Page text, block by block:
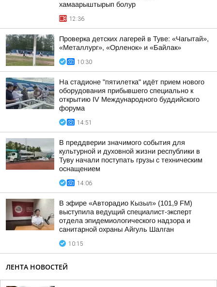
хамаарыштырып болур
12:36
Проверка детских лагерей в Туве: «Чагытай»,
«Металлург», «Орленок» и «Байлак»
10:30
На стадионе "пятилетка" идёт прием нового
оборудования прибывшего специально к
открытию IV Международного буддийского
форума
14:51
В преддверии значимого события для
культурной и духовной жизни республики в
Туву начали поступать грузы с техническим
оснащением
14:06
В эфире «Авторадио Кызыл» (101,9 FM)
выступила ведущий специалист-эксперт
отдела эпидемиологического надзора и
санитарной охраны Айгуль Шалган
10:15
ЛЕНТА НОВОСТЕЙ